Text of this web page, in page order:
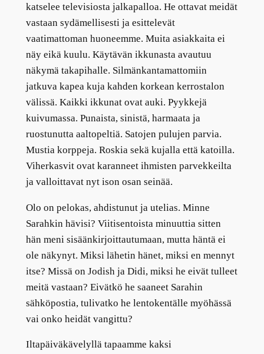
katselee televisiosta jalkapalloa. He ottavat meidät
vastaan sydämellisesti ja esittelevät
vaatimattoman huoneemme. Muita asiakkaita ei
näy eikä kuulu. Käytävän ikkunasta avautuu
näkymä takapihalle. Silmänkantamattomiin
jatkuva kapea kuja kahden korkean kerrostalon
välissä. Kaikki ikkunat ovat auki. Pyykkejä
kuivumassa. Punaista, sinistä, harmaata ja
ruostunutta aaltopeltiä. Satojen pulujen parvia.
Mustia korppeja. Roskia sekä kujalla että katoilla.
Viherkasvit ovat karanneet ihmisten parvekkeilta
ja valloittavat nyt ison osan seinää.
Olo on pelokas, ahdistunut ja utelias. Minne
Sarahkin hävisi? Viitisentoista minuuttia sitten
hän meni sisäänkirjoittautumaan, mutta häntä ei
ole näkynyt. Miksi lähetin hänet, miksi en mennyt
itse? Missä on Jodish ja Didi, miksi he eivät tulleet
meitä vastaan? Eivätkö he saaneet Sarahin
sähköpostia, tulivatko he lentokentälle myöhässä
vai onko heidät vangittu?
Iltapäiväkävelyllä tapaamme kaksi